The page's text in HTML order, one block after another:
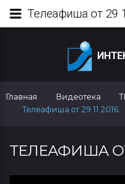
Главная Видеотека
Телеафиша от 29 11 2016.
ТЕЛЕАФИША ОТ
Телеафиша от 29